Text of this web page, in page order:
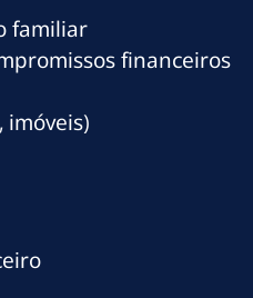
familiar
financeiros
imóveis)